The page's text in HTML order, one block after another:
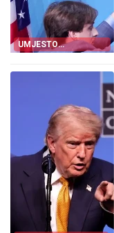
UMJESTO
JEDINSTVA, PODJELE